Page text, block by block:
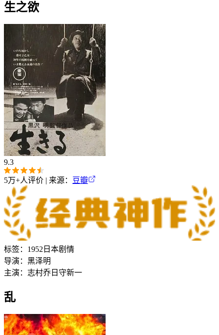
生之欲
9.3
5万+人评价 | 来源： 豆瓣
标签： 1952 日本剧情
导演： 黑泽明
主演： 志村乔 日守新一
乱